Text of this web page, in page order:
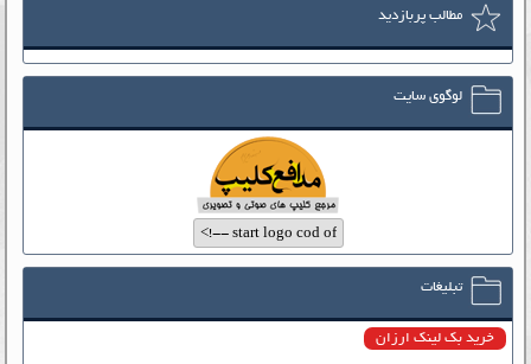
مطالب پربازدید
لوگوی سایت
تبلیغات
خرید بک لینک ارزان